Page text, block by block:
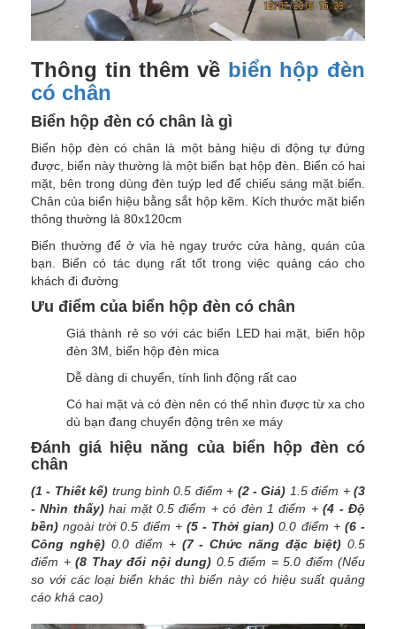
Thông tin thêm về biển hộp đèn
có chân
Biển hộp đèn có chân là gì
Biển hộp đèn có chân là một bảng hiệu di động tự đứng
được, biển này thường là một biển bạt hộp đèn. Biển có hai
mặt, bên trong dùng đèn tuýp led để chiếu sáng mặt biển.
Chân của biển hiệu bằng sắt hộp kẽm. Kích thước mặt biển
thông thường là 80x120cm
Biển thường để ở vỉa hè ngay trước cửa hàng, quán của
bạn. Biển có tác dụng rất tốt trong việc quảng cáo cho
khách đi đường
Ưu điểm của biển hộp đèn có chân
Giá thành rẻ so với các biển LED hai mặt, biển hộp
đèn 3M, biển hộp đèn mica
Dễ dàng di chuyển, tính linh động rất cao
Có hai mặt và có đèn nên có thể nhìn được từ xa cho
dù bạn đang chuyển động trên xe máy
Đánh giá hiệu năng của biển hộp đèn có
chân
(1 - Thiết kế) trung bình 0.5 điểm + (2 - Giá) 1.5 điểm +(3
- Nhìn thấy)hai mặt 0.5 điểm + có đèn 1 điểm +(4 - Độ
bền)ngoài trời 0.5 điểm + (5 - Thời gian) 0.0 điểm + (6 -
Công nghệ)0.0 điểm + (7 - Chức năng đặc biệt) 0.5
điểm + (8 Thay đổi nội dung) 0.5 điểm = 5.0 điểm (Nếu
so với các loại biển khác thì biển này có hiệu suất quảng
cáo khá cao)